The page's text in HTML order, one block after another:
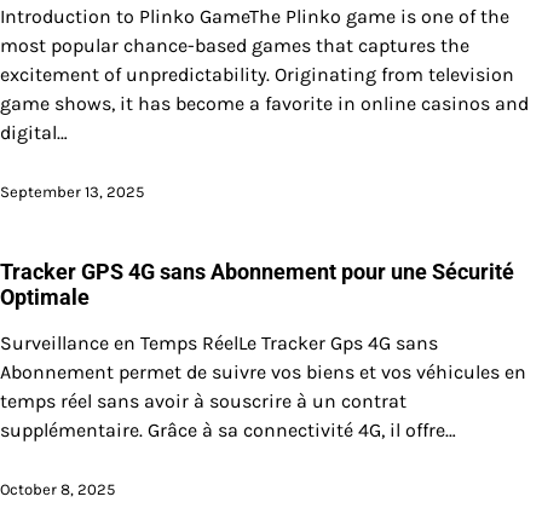
Introduction to Plinko GameThe Plinko game is one of the
most popular chance-based games that captures the
excitement of unpredictability. Originating from television
game shows, it has become a favorite in online casinos and
digital…
September 13, 2025
Tracker GPS 4G sans Abonnement pour une Sécurité
Optimale
Surveillance en Temps RéelLe Tracker Gps 4G sans
Abonnement permet de suivre vos biens et vos véhicules en
temps réel sans avoir à souscrire à un contrat
supplémentaire. Grâce à sa connectivité 4G, il offre…
October 8, 2025